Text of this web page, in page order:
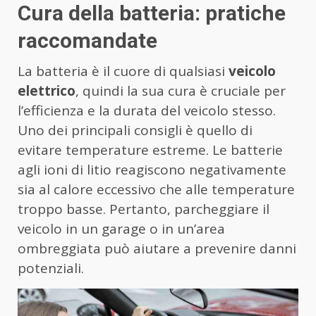
Cura della batteria: pratiche
raccomandate
La batteria è il cuore di qualsiasi veicolo
elettrico, quindi la sua cura è cruciale per
l’efficienza e la durata del veicolo stesso.
Uno dei principali consigli è quello di
evitare temperature estreme. Le batterie
agli ioni di litio reagiscono negativamente
sia al calore eccessivo che alle temperature
troppo basse. Pertanto, parcheggiare il
veicolo in un garage o in un’area
ombreggiata può aiutare a prevenire danni
potenziali.